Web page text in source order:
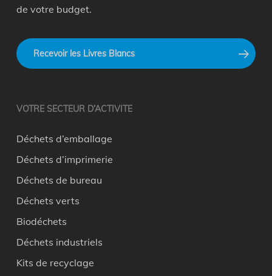
de votre budget.
Recevoir les Livres Blancs
VOTRE SECTEUR D’ACTIVITE
Déchets d’emballage
Déchets d’imprimerie
Déchets de bureau
Déchets verts
Biodéchets
Déchets industriels
Kits de recyclage